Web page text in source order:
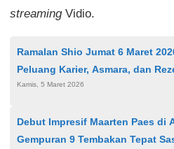
streamingVidio.
Ramalan Shio Jumat 6 Maret
Peluang Karier, Asmara, dan
untuk Tujuh Shio
Kamis, 5 Maret 2026
Debut Impresif Maarten Paes di
Gempuran 9 Tembakan Tepat